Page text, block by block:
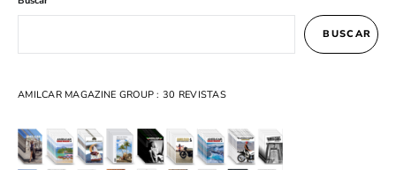
BUSCAR
AMILCAR MAGAZINE GROUP : 30 REVISTAS